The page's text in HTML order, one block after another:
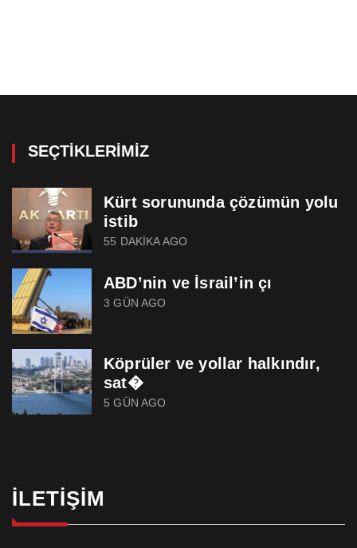
SEÇTIKLERIMIZ
Kürt sorununda çözümün yolu
istib
55 DAKIKA AGO
ABD’nin ve İsrail’in çı
3 GÜN AGO
Köprüler ve yollar halkındır,
sat�
5 GÜN AGO
İLETIŞIM